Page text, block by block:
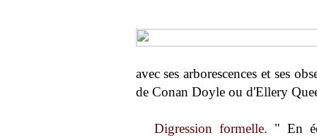
avec ses arborescences et ses
de Conan Doyle ou d'Ellery
Digression formelle. " En